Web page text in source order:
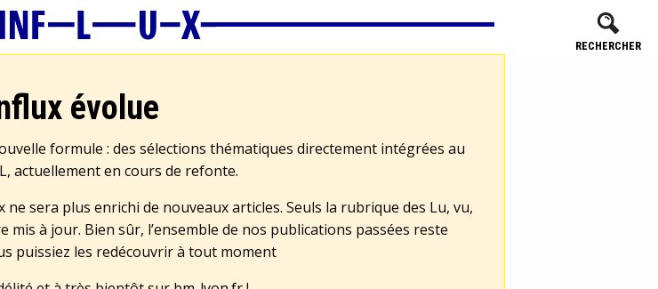
RECHERCHER
évolue
formule : des sélections thématiques directement intégrées au
actuellement en cours de refonte.
sera plus enrichi de nouveaux articles. Seuls la rubrique des Lu, vu,
à jour. Bien sûr, l’ensemble de nos publications passées reste
puissiez les redécouvrir à tout moment